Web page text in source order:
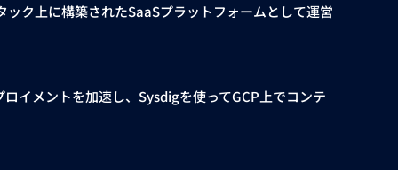
ク上に構築されたSaaSプラットフォームとして運営
イメントを加速し、Sysdigを使ってGCP上でコンテ